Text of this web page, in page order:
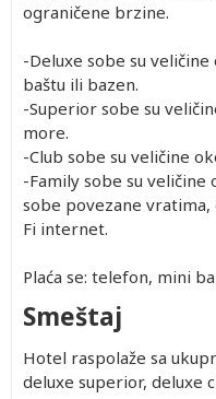
ograničene brzine.
-Deluxe sobe su
baštu ili bazen.
-Superior sobe su
more.
-Club sobe su veličine
-Family sobe su veličine
sobe povezane
Fi internet.
Plaća se: telefon, mini
Smeštaj
Hotel raspolaže sa
deluxe superior, deluxe